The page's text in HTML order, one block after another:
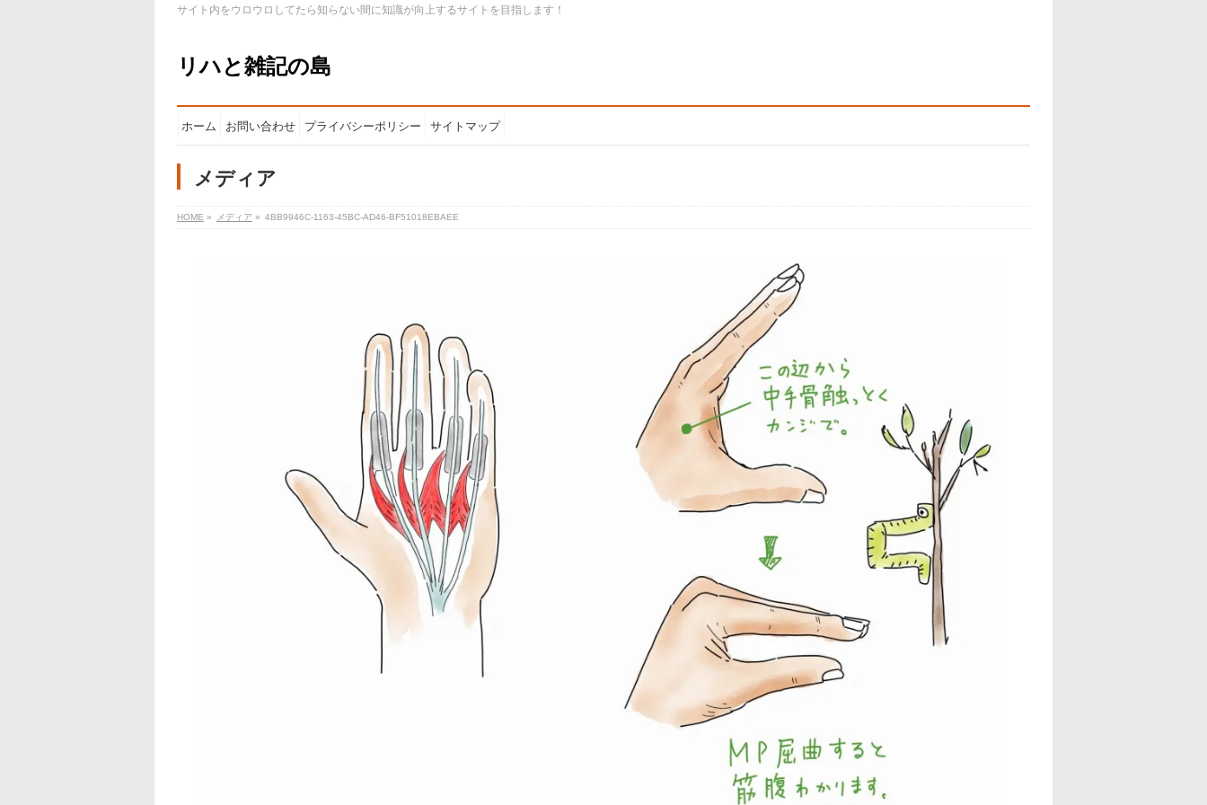
サイト内をウロウロしてたら知らない間に知識が向上するサイトを目指します！
リハと雑記の島
ホーム お問い合わせ プライバシーポリシー サイトマップ
メディア
HOME » メディア » 4BB9946C-1163-45BC-AD46-BF51018EBAEE